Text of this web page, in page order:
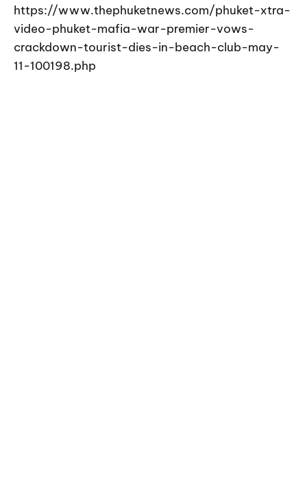
https://www.thephuketnews.com/phuket-xtra-
video-phuket-mafia-war-premier-vows-
crackdown-tourist-dies-in-beach-club-may-
11-100198.php